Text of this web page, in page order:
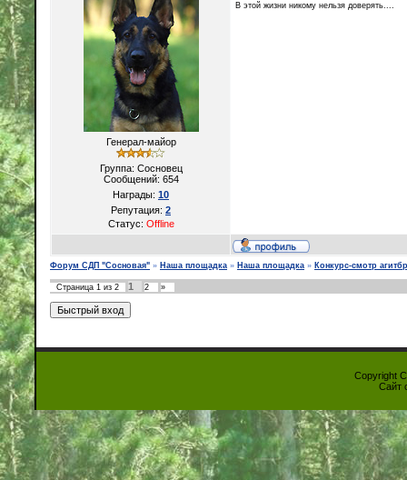
Генерал-майор
Группа: Сосновец
Сообщений: 654
Награды: 10
Репутация: 2
Статус: Offline
В этой жизни никому нельзя доверять....
Форум СДП "Сосновая" » Наша площадка » Наша площадка » Конкурс-смотр
Страница 1 из 2 1 2 »
Copyright
Сайт